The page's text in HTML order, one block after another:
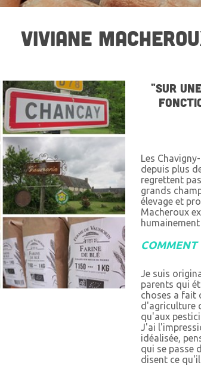
VIVIANE
"SUR
Les
depuis plus
regrettent
grands
élevage et
Macheroux
COMMENT
Je suis
parents qui
choses a fait
d'agriculture
qu'aux
J'ai
idéalisée,
qui se passe
disent ce